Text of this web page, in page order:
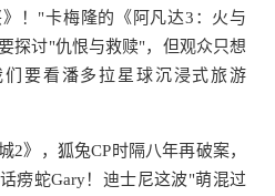
！"卡梅隆的《阿凡达3：火与
探讨"仇恨与救赎"，但观众只想
要看潘多拉星球沉浸式旅游
2》，狐兔CP时隔八年再破案，
痨蛇Gary！迪士尼这波"萌混过